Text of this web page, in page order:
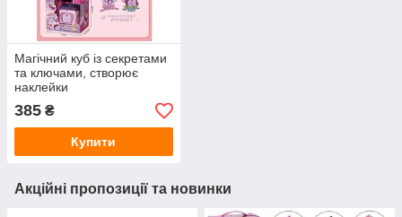
Магічний куб із секретами
та ключами, створює
наклейки
385 ₴
Купити
Акційні пропозиції та новинки